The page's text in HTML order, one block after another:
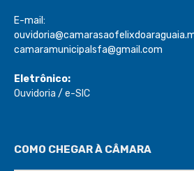
E-mail:
camaramunicipalsfa@gmail.com
Eletrônico:
Ouvidoria / e-SIC
COMO CHEGAR À CÂMARA